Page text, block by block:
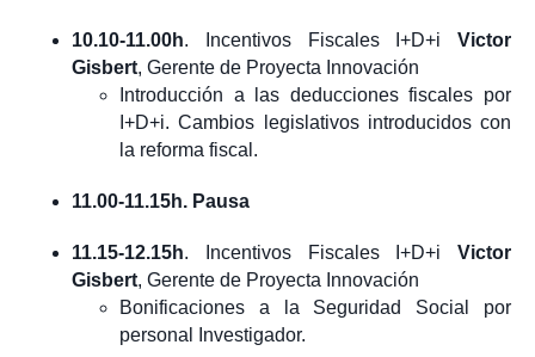
10.10-11.00h. Incentivos Fiscales I+D+i Victor
Gisbert, Gerente de Proyecta Innovación
Introducción a las deducciones fiscales por
I+D+i. Cambios legislativos introducidos con
la reforma fiscal.
11.00-11.15h. Pausa
11.15-12.15h. Incentivos Fiscales I+D+i Victor
Gisbert, Gerente de Proyecta Innovación
Bonificaciones a la Seguridad Social por
personal Investigador.